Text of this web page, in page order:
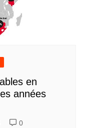
en
années
0